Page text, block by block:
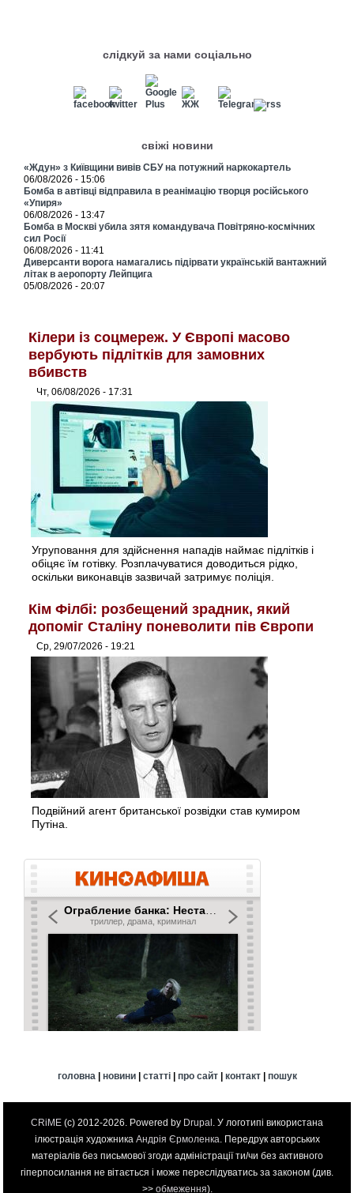
слідкуй за нами соціально
свіжі новини
«Ждун» з Київщини вивів СБУ на потужний наркокартель
06/08/2026 - 15:06
Бомба в автівці відправила в реанімацію творця російського
«Упиря»
06/08/2026 - 13:47
Бомба в Москві убила зятя командувача Повітряно-космічних
сил Росії
06/08/2026 - 11:41
Диверсанти ворога намагались підірвати українській вантажний
літак в аеропорту Лейпцига
05/08/2026 - 20:07
Кілери із соцмереж. У Європі масово
вербують підлітків для замовних
вбивств
Чт, 06/08/2026 - 17:31
Угруповання для здійснення нападів наймає підлітків і
обіцяє їм готівку. Розплачуватися доводиться рідко,
оскільки виконавців зазвичай затримує поліція.
Кім Філбі: розбещений зрадник, який
допоміг Сталіну поневолити пів Європи
Ср, 29/07/2026 - 19:21
Подвійний агент британської розвідки став кумиром
Путіна.
головна| новини| статті| про сайт| контакт| пошук
CRiME (c) 2012-2026. Powered by Drupal . У логотипі використана
ілюстрація художника Андрія Єрмоленка. Передрук авторських
матеріалів без письмової згоди адміністрації ти/чи без активного
гіперпосилання не вітається і може переслідуватись за законом (див.
>> обмеження).